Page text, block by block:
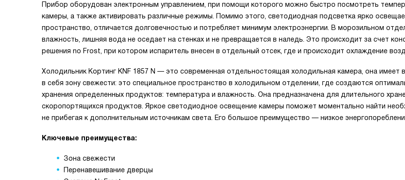
Прибор оборудован электронным управлением, при помощи которого можно быстро посмотреть
камеры, а также активировать различные режимы. Помимо этого, светодиодная подсветка ярко
пространство, отличается долговечностью и потребляет минимум электроэнергии. В морозильном
влажность, лишняя вода не оседает на стенках и не превращается в наледь. Это происходит за счет
решения no Frost, при котором испаритель внесен в отдельный отсек, где и происходит охлаждение
Холодильник Кортинг KNF 1857 N — это современная отдельностоящая холодильная камера, она имеет
в себя зону свежести: это специальное пространство в холодильном отделении, где создаются
хранения определенных продуктов: температура и влажность. Она предназначена для длительного
скоропортящихся продуктов. Яркое светодиодное освещение камеры поможет моментально найти
не прибегая к дополнительным источникам света. Его большое преимущество — низкое
Ключевые преимущества:
Зона свежести
Перенавешивание дверцы